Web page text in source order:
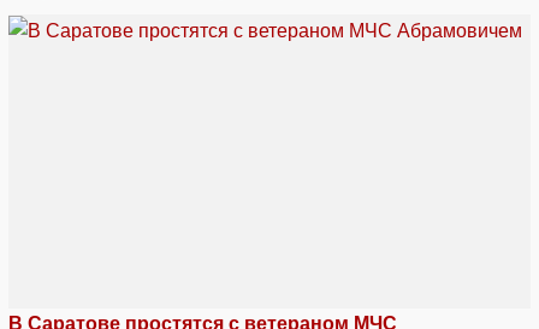
В Саратове простятся с ветераном МЧС